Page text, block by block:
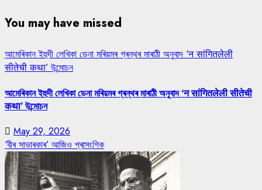
You may have missed
আমেৰিকান ইহুদী লেখিকা ডেনা মৰিয়মৰ গ্ৰন্থৰ মাৰাঠী অনুবাদ ‘न सांगितलेली
सीतेची कथा’ উন্মোচন
আমেৰিকান ইহুদী লেখিকা ডেনা মৰিয়মৰ গ্ৰন্থৰ মাৰাঠী অনুবাদ ‘न सांगितलेली सीतेची
कथा’ উন্মোচন
May 29, 2026
‘বীৰ সাভাৰকাৰ’ আজিও প্ৰাসংগিক